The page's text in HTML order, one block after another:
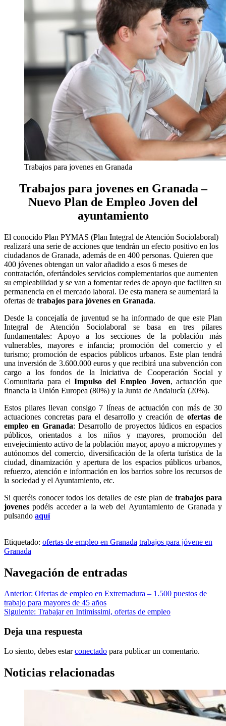
Trabajos para jovenes en Granada
Trabajos para jovenes en Granada –
Nuevo Plan de Empleo Joven del
ayuntamiento
El conocido Plan PYMAS (Plan Integral de Atención Sociolaboral)
realizará una serie de acciones que tendrán un efecto positivo en los
ciudadanos de Granada, además de en 400 personas. Quieren que
400 jóvenes obtengan un valor añadido a esos 6 meses de
contratación, ofertándoles servicios complementarios que aumenten
su empleabilidad y se van a fomentar redes de apoyo que faciliten su
permanencia en el mercado laboral. De esta manera se aumentará la
ofertas de trabajos para jóvenes en Granada.
Desde la concejalía de juventud se ha informado de que este Plan
Integral de Atención Sociolaboral se basa en tres pilares
fundamentales: Apoyo a los secciones de la población más
vulnerables, mayores e infancia; promoción del comercio y el
turismo; promoción de espacios públicos urbanos. Este plan tendrá
una inversión de 3.600.000 euros y que recibirá una subvención con
cargo a los fondos de la Iniciativa de Cooperación Social y
Comunitaria para elImpulso del Empleo Joven, actuación que
financia la Unión Europea (80%) y la Junta de Andalucía (20%).
Estos pilares llevan consigo 7 líneas de actuación con más de 30
actuaciones concretas para el desarrollo y creación deofertas de
empleo en Granada: Desarrollo de proyectos lúdicos en espacios
públicos, orientados a los niños y mayores, promoción del
envejecimiento activo de la población mayor, apoyo a micropymes y
autónomos del comercio, diversificación de la oferta turística de la
ciudad, dinamización y apertura de los espacios públicos urbanos,
refuerzo, atención e información en los barrios sobre los recursos de
la sociedad y el Ayuntamiento, etc.
Si queréis conocer todos los detalles de este plan de trabajos para
jovenes podéis acceder a la web del Ayuntamiento de Granada y
pulsando aquí
Etiquetado: ofertas de empleo en Granada trabajos para jóvene en
Granada
Navegación de entradas
Anterior: Ofertas de empleo en Extremadura – 1.500 puestos de
trabajo para mayores de 45 años
Siguiente: Trabajar en Intimissimi, ofertas de empleo
Deja una respuesta
Lo siento, debes estarconectado para publicar un comentario.
Noticias relacionadas